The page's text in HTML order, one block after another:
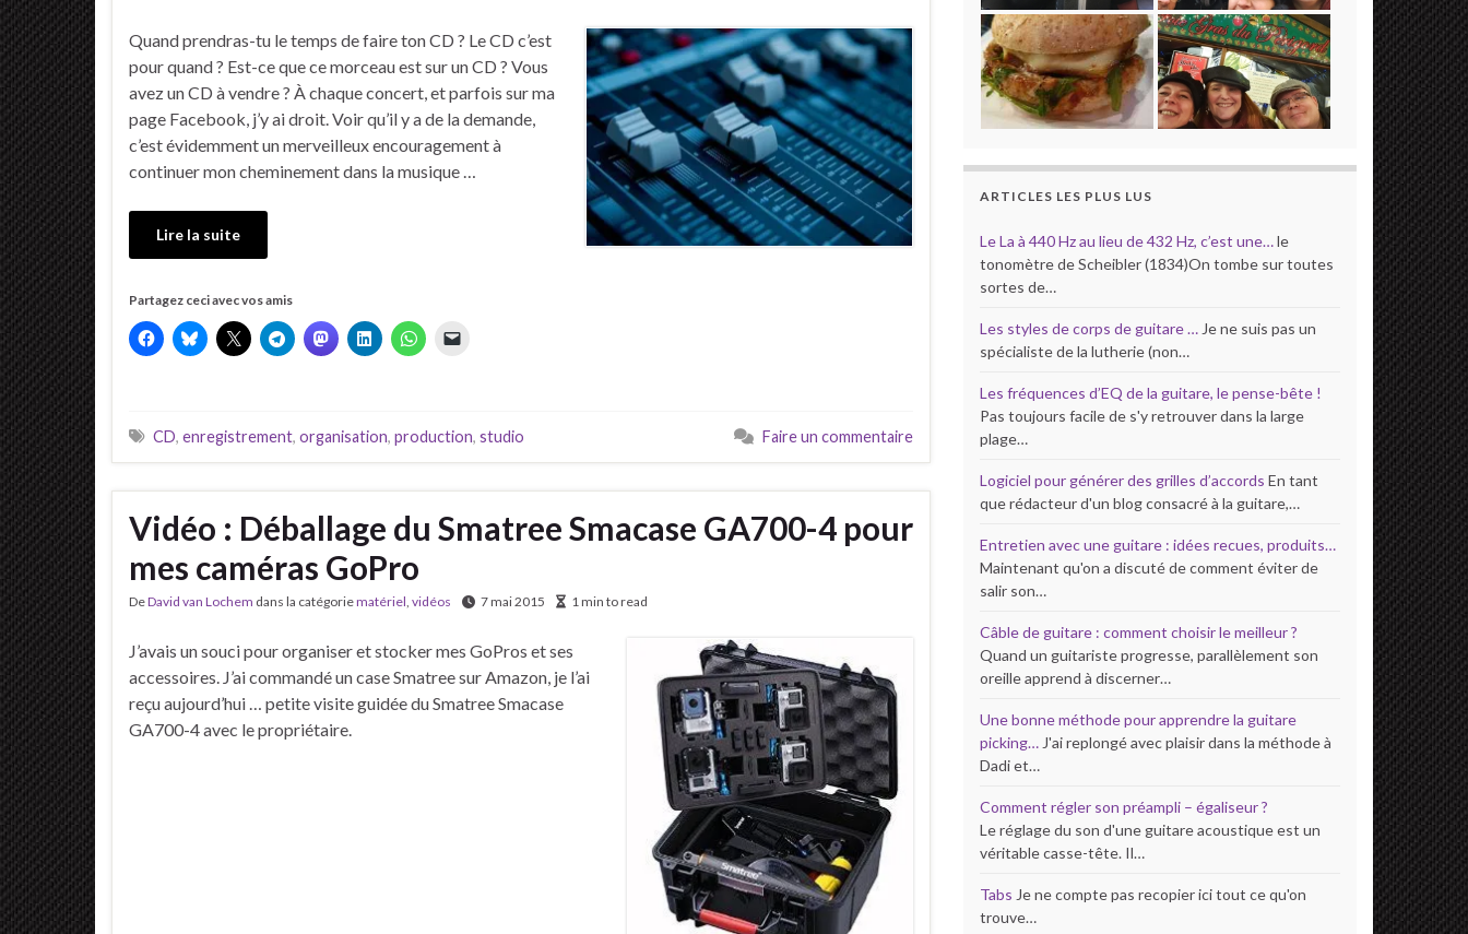
Quand prendras-tu le temps de faire ton CD ? Le CD c’est
pour quand ? Est-ce que ce morceau est sur un CD ? Vous
avez un CD à vendre ? À chaque concert, et parfois sur ma
page Facebook, j’y ai droit. Voir qu’il y a de la demande,
c’est évidemment un merveilleux encouragement à
continuer mon cheminement dans la musique …
Lire la suite
Partagez ceci avec vos amis
CD, enregistrement, organisation, production, studio Faire un commentaire
Vidéo : Déballage du Smatree Smacase GA700-4 pour
mes caméras GoPro
DeDavid van Lochem dans la catégoriematériel, vidéos 7 mai 2015 1 min to read
J’avais un souci pour organiser et stocker mes GoPros et ses
accessoires. J’ai commandé un case Smatree sur Amazon, je l’ai
reçu aujourd’hui … petite visite guidée du Smatree Smacase
GA700-4 avec le propriétaire.
ARTICLES LES PLUS LUS
Le La à 440 Hz au lieu de 432 Hz, c’est une…le
tonomètre de Scheibler (1834)On tombe sur toutes
sortes de…
Les styles de corps de guitare … Je ne suis pas un
spécialiste de la lutherie (non…
Les fréquences d’EQ de la guitare, le pense-bête !
Pas toujours facile de s'y retrouver dans la large
plage…
Logiciel pour générer des grilles d’accords En tant
que rédacteur d'un blog consacré à la guitare,…
Entretien avec une guitare : idées recues, produits…
Maintenant qu'on a discuté de comment éviter de
salir son…
Câble de guitare : comment choisir le meilleur ?
Quand un guitariste progresse, parallèlement son
oreille apprend à discerner…
Une bonne méthode pour apprendre la guitare
picking… J'ai replongé avec plaisir dans la méthode à
Dadi et…
Comment régler son préampli – égaliseur ?
Le réglage du son d'une guitare acoustique est un
véritable casse-tête. Il…
Tabs Je ne compte pas recopier ici tout ce qu'on
trouve…